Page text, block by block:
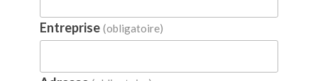
Entreprise (obligatoire)